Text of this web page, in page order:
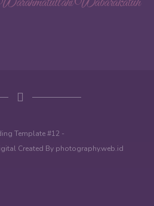
Template #12 -
Created By photography.web.id